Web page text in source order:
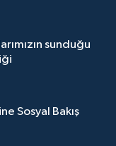
sunduğu
Sosyal Bakış